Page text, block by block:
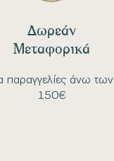
παραγγελίες άνω των
150€
Δωρεάν
Μεταφορικά